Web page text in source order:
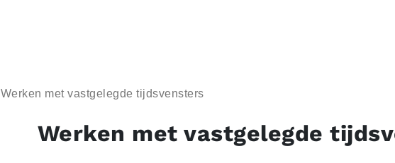
Werken met vastgelegde tijdsvensters
Werken met vastgelegde